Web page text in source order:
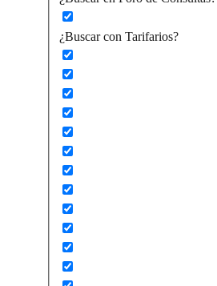
¿Buscar con Tarifarios?